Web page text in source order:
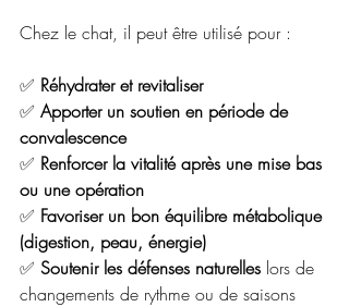
Chez le chat, il peut être utilisé pour :
✅ Réhydrater et revitaliser
✅ Apporter un soutien en période de
convalescence
✅ Renforcer la vitalité après une mise bas
ou une opération
✅ Favoriser un bon équilibre métabolique
(digestion, peau, énergie)
✅ Soutenir les défenses naturelles lors de
changements de rythme ou de saisons